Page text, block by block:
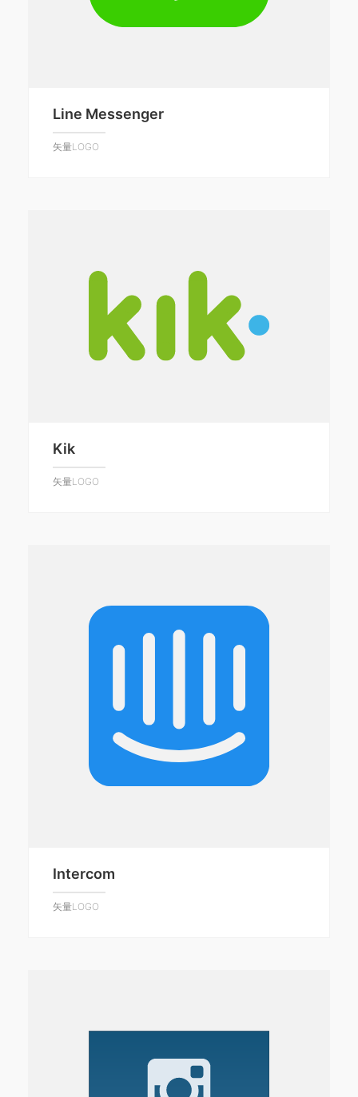
Line Messenger
矢量LOGO
Kik
矢量LOGO
Intercom
矢量LOGO